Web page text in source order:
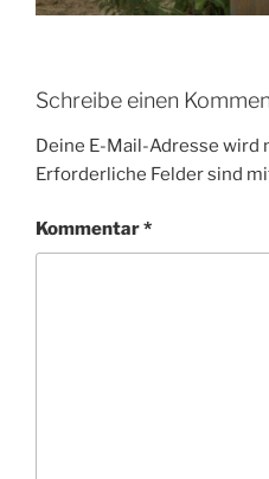
Schreibe einen
Deine E-Mail-Adresse
Erforderliche Felder sind
Kommentar*